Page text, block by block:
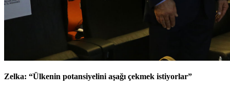
Zelka: “Ülkenin potansiyelini aşağı çekmek istiyorlar”